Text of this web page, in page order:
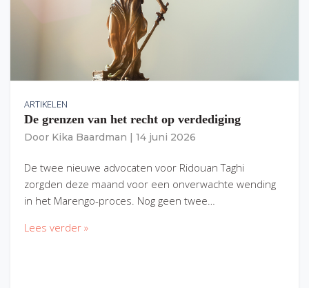
ARTIKELEN
De grenzen van het recht op verdediging
Door Kika Baardman 14 juni 2026
De twee nieuwe advocaten voor Ridouan Taghi
zorgden deze maand voor een onverwachte wending
in het Marengo-proces. Nog geen twee…
Lees verder »